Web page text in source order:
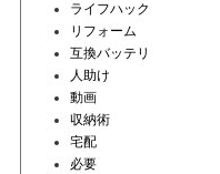
ライフハック
リフォーム
互換バッテリ
人助け
動画
収納術
宅配
必要